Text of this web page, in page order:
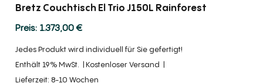
Bretz Couchtisch El Trio J150L Rainforest
1.373,00€
Jedes Produkt wird individuell für Sie gefertigt!
Enthält 19% MwSt.
Kostenloser Versand
Lieferzeit: 8-10 Wochen